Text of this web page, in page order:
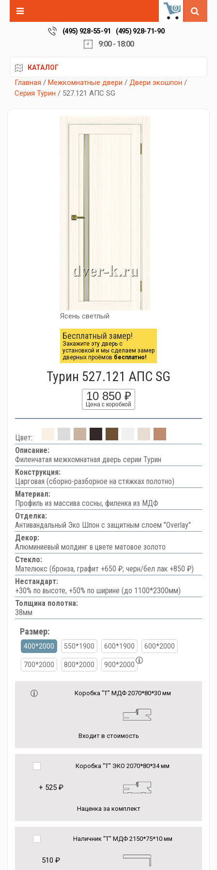
0
(495) 928-55-91 (495) 928-71-90
9:00 - 18:00
КАТАЛОГ
Главная / Межкомнатные двери / Двери экошпон /
Серия Турин / 527.121 АПС SG
Ясень светлый
Бесплатный замер!
Закажите эту дверь с
установкой и мы сделаем замер
дверных проёмов бесплатно!
Турин 527.121 АПС SG
10 850 ₽
Цена с коробкой
Цвет:
Описание:
Филенчатая межкомнатная дверь серии Турин
Конструкция:
Царговая (сборно-разборное на стяжках полотно)
Материал:
Профиль из массива сосны, филенка из МДФ
Отделка:
Антивандальный Эко Шпон с защитным слоем "Overlay"
Декор:
Алюминиевый молдинг в цвете матовое золото
Стекло:
Мателюкс (бронза, графит +650 ₽; черн/бел лак +850 ₽)
Нестандарт:
+30% по высоте, +50% по ширине (до 1100*2300мм)
Толщина полотна:
38мм
Размер:
400*2000 550*1900 600*1900 600*2000
700*2000 800*2000 900*2000
Коробка "Т" МДФ 2070*80*30 мм
Входит в стоимость
Коробка "Т" ЭКО 2070*80*34 мм
+ 525 ₽
Наценка за комплект
Наличник "Т" МДФ 2150*75*10 мм
510 ₽